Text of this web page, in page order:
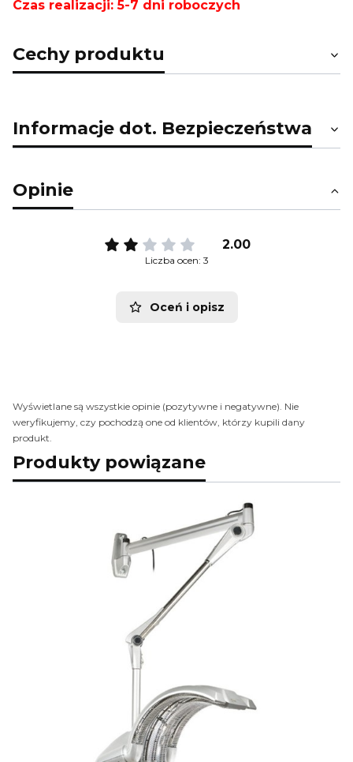
Czas realizacji: 5-7 dni roboczych
Cechy produktu
Informacje dot. Bezpieczeństwa
Opinie
2.00
Liczba ocen: 3
Oceń i opisz
Wyświetlane są wszystkie opinie (pozytywne i negatywne). Nie
weryfikujemy, czy pochodzą one od klientów, którzy kupili dany
produkt.
Produkty powiązane